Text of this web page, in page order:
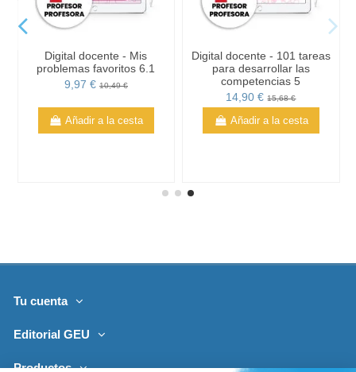
Digital docente - Mis
problemas favoritos 6.1
9,97 € 10,49 €
Añadir a la cesta
Digital docente - 101 tareas
para desarrollar las
competencias 5
14,90 €15,68 €
Añadir a la cesta
Tu cuenta
Editorial GEU
Productos